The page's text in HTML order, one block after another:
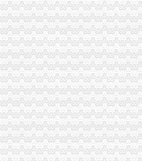
代办一般纳税人
五天办执照刻章代理记账代办一般纳税
代办包头公司注册代理记账一般纳税人
重庆代办一般纳税人公司
lou代办北京海淀一般纳税人公司申请一
【赣州代办营业执照增验资代理记账一
一般纳税人认定标准
【一般纳税人的认定标准是什么】-律咨
2017一般纳税人认定标准及认定条件
一般纳税人公司条件
申请一般纳税人需具备哪些条件-注册公
深圳注册公司、申请一般纳税人的认定
怎么注册一般纳税人